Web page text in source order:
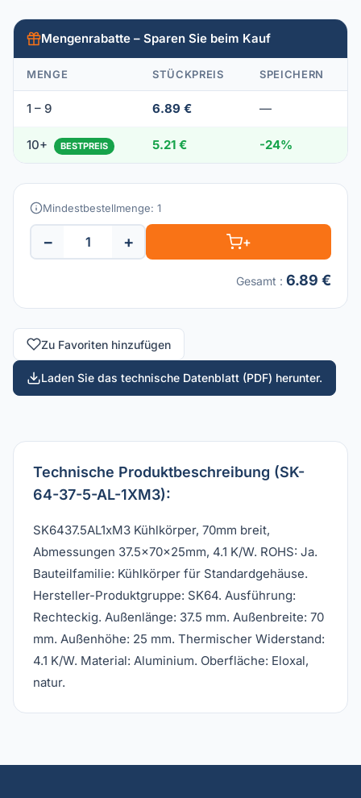
Mengenrabatte – Sparen Sie beim Kauf
MENGE STÜCKPREIS SPEICHERN
1 – 9 6.89 € —
10+ BESTPREIS 5.21 € -24%
Mindestbestellmenge: 1
− + +
Gesamt : 6.89 €
Zu Favoriten hinzufügen
Laden Sie das technische Datenblatt (PDF) herunter.
Technische Produktbeschreibung (SK-
64-37-5-AL-1XM3):
SK6437.5AL1xM3 Kühlkörper, 70mm breit,
Abmessungen 37.5x70x25mm, 4.1 K/W. ROHS: Ja.
Bauteilfamilie: Kühlkörper für Standardgehäuse.
Hersteller-Produktgruppe: SK64. Ausführung:
Rechteckig. Außenlänge: 37.5 mm. Außenbreite: 70
mm. Außenhöhe: 25 mm. Thermischer Widerstand:
4.1 K/W. Material: Aluminium. Oberfläche: Eloxal,
natur.